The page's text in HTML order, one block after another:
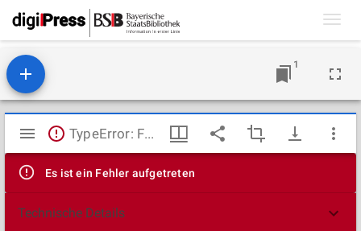
1
Mirador
Viewer
TypeError: Failed to fetch
Es ist ein Fehler aufgetreten
Technische Details